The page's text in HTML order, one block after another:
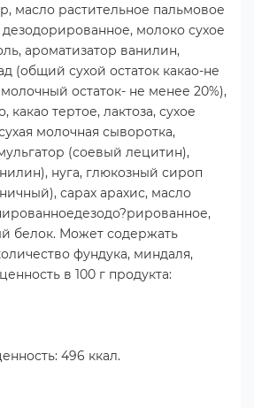
масло растительное пальмовое
молоко сухое
ароматизатор ванилин,
(общий сухой остаток какао-не
остаток- не менее 20%),
какао тертое, лактоза, сухое
молочная сыворотка,
(соевый лецитин),
нуга, глюкозный сироп
сарах арахис, масло
белок. Может содержать
фундука, миндаля,
в 100 г продукта:
496 ккал.